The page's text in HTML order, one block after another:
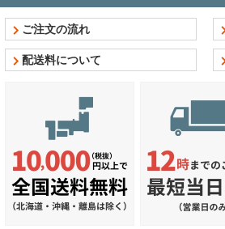
ご注文の流れ
配送料について